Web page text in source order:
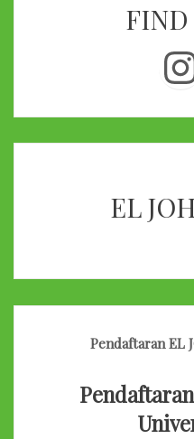
EL
Pendaftaran EL